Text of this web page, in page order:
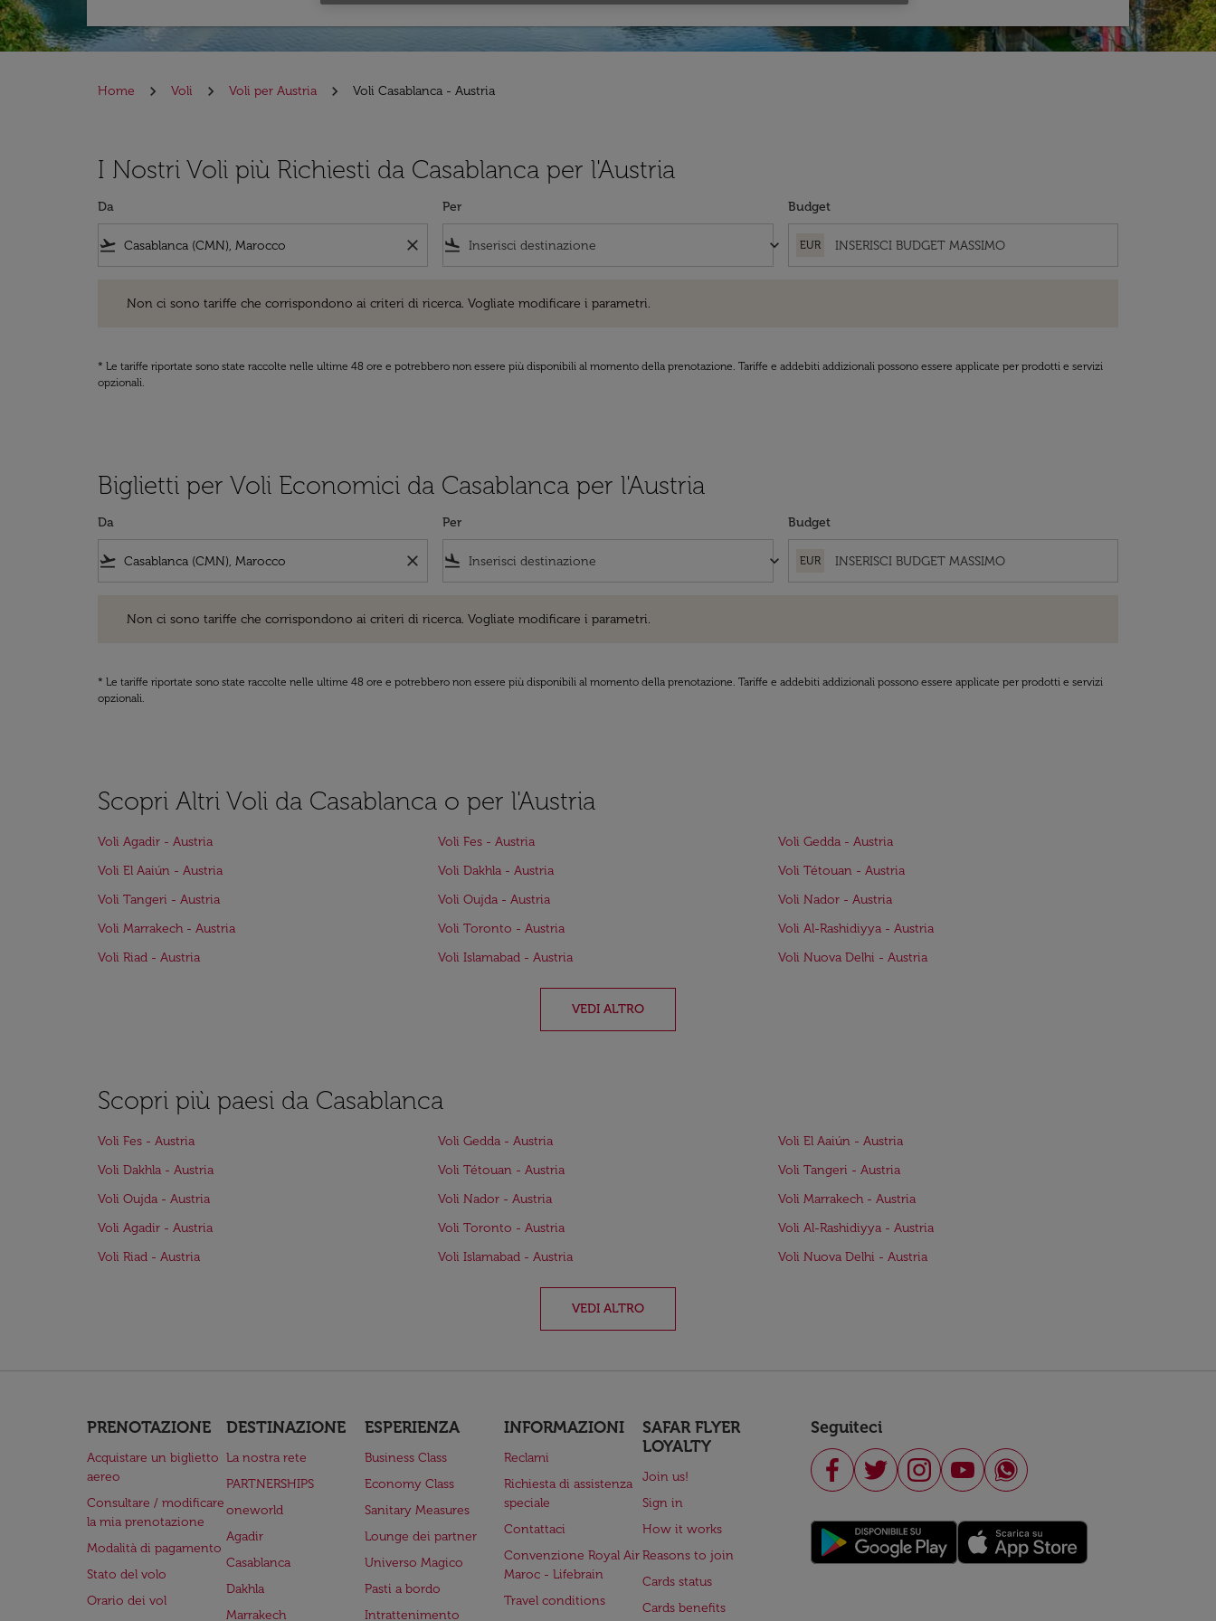
Home Voli Voli per Austria Voli Casablanca - Austria
I Nostri Voli più Richiesti da Casablanca per l'Austria
Da
flight_takeoff close
Per
flight_land keyboard_arrow_down
Budget
EUR
Non ci sono tariffe che corrispondono ai criteri di ricerca. Vogliate modificare i parametri.
* Le tariffe riportate sono state raccolte nelle ultime 48 ore e potrebbero non essere più disponibili al momento della prenotazione. Tariffe e addebiti addizionali possono essere applicate per prodotti e servizi
opzionali.
Biglietti per Voli Economici da Casablanca per l'Austria
Da
flight_takeoff close
Per
flight_land keyboard_arrow_down
Budget
EUR
Non ci sono tariffe che corrispondono ai criteri di ricerca. Vogliate modificare i parametri.
* Le tariffe riportate sono state raccolte nelle ultime 48 ore e potrebbero non essere più disponibili al momento della prenotazione. Tariffe e addebiti addizionali possono essere applicate per prodotti e servizi
opzionali.
Scopri Altri Voli da Casablanca o per l'Austria
Voli Agadir - Austria Voli Fes - Austria
Voli Gedda - Austria
Voli El Aaiún - Austria
Voli Dakhla - Austria
Voli Tétouan - Austria
Voli Tangeri - Austria
Voli Oujda - Austria
Voli Nador - Austria
Voli Marrakech - Austria
Voli Toronto - Austria
Voli Al-Rashidiyya - Austria
Voli Riad - Austria
Voli Islamabad - Austria Voli Nuova Delhi - Austria
VEDI ALTRO
Scopri più paesi da Casablanca
Voli Fes - Austria Voli Gedda - Austria
Voli El Aaiún - Austria
Voli Dakhla - Austria
Voli Tétouan - Austria
Voli Tangeri - Austria
Voli Oujda - Austria
Voli Nador - Austria
Voli Marrakech - Austria
Voli Agadir - Austria
Voli Toronto - Austria
Voli Al-Rashidiyya - Austria
Voli Riad - Austria
Voli Islamabad - Austria Voli Nuova Delhi - Austria
VEDI ALTRO
PRENOTAZIONE
Acquistare un biglietto
aereo
Consultare / modificare
la mia prenotazione
Modalità di pagamento
Stato del volo
Orario dei vol
DESTINAZIONE
La nostra rete
PARTNERSHIPS
oneworld
Agadir
Casablanca
Dakhla
Marrakech
ESPERIENZA
Business Class
Economy Class
Sanitary Measures
Lounge dei partner
Universo Magico
Pasti a bordo
Intrattenimento
INFORMAZIONI
Reclami
Richiesta di assistenza
speciale
Contattaci
Convenzione Royal Air
Maroc - Lifebrain
Travel conditions
SAFAR FLYER
LOYALTY
Join us!
Sign in
How it works
Reasons to join
Cards status
Cards benefits
Seguiteci